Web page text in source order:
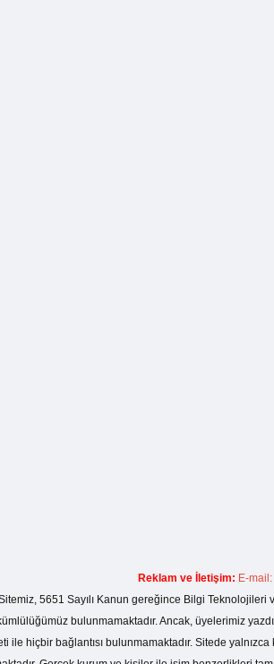
Reklam ve İletişim: E-mail:
5651 Sayılı Kanun gereğince Bilgi
bulunmamaktadır. Ancak, üyelerimiz
ile hiçbir bağlantısı bulunmamaktadır. Sitede